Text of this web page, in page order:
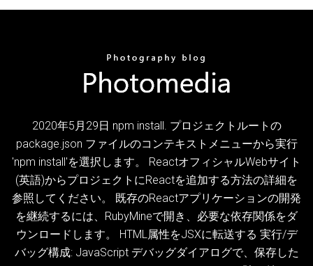
2020年5月29日 npm install. プロジェクトルートの
package.json ファイルのコンテキストメニューから実行
'npm install'を選択します。 ReactオフィシャルWebサイト
(英語)からプロジェクトにReactを追加する方法の詳細を
参照してください。 既存のReactアプリケーションの開発
を継続するには、RubyMineで開き、必要な依存関係をダ
ウンロードします。 HTML属性をJSXに転送する 実行/デ
バッグ構成: JavaScript デバッグダイアログで、保存した